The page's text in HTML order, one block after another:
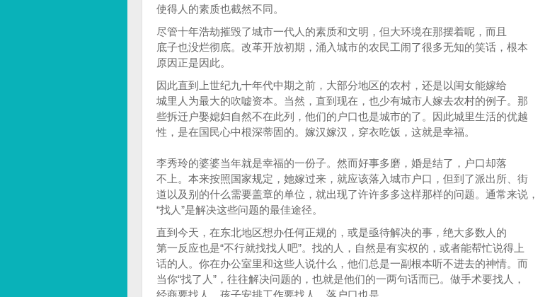
使得人的素质也截然不同。
尽管十年浩劫摧毁了城市一代人的素质和文明，但大环境在那摆着呢，而且
底子也没烂彻底。改革开放初期，涌入城市的农民工闹了很多无知的笑话，根本
原因正是因此。
因此直到上世纪九十年代中期之前，大部分地区的农村，还是以闺女能嫁给
城里人为最大的吹嘘资本。当然，直到现在，也少有城市人嫁去农村的例子。那
些拆迁户娶媳妇自然不在此列，他们的户口也是城市的了。因此城里生活的优越
性，是在国民心中根深蒂固的。嫁汉嫁汉，穿衣吃饭，这就是幸福。
李秀玲的婆婆当年就是幸福的一份子。然而好事多磨，婚是结了，户口却落
不上。本来按照国家规定，她嫁过来，就应该落入城市户口，但到了派出所、街
道以及别的什么需要盖章的单位，就出现了许许多多这样那样的问题。通常来说，
“找人”是解决这些问题的最佳途径。
直到今天，在东北地区想办任何正规的，或是亟待解决的事，绝大多数人的
第一反应也是“不行就找找人吧”。找的人，自然是有实权的，或者能帮忙说得上
话的人。你在办公室里和这些人说什么，他们总是一副根本听不进去的神情。而
当你“找了人”，往往解决问题的，也就是他们的一两句话而已。做手术要找人，
经商要找人，孩子安排工作要找人，落户口也是。